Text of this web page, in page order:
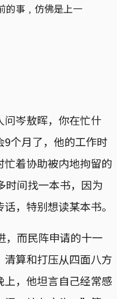
的事﹐仿佛是上一
问岑敖晖，你在忙什
个月了，他的工作时
着协助被内地拘留的
时间找一本书，因为
，特别想读某本书。
，而民阵申请的十一
算和打压从四面八方
，他坦言自己经常感